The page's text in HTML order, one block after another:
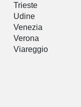
Trieste
Udine
Venezia
Verona
Viareggio